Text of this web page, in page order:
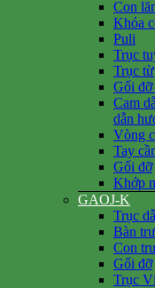
Con
Khóa
Puli
Trục
Trục từ
Gối đỡ
Cam
dẫn
Vòng
Tay
Gối đỡ
Khớp
GAOJ-K
Trục
Bàn
Con
Gối đỡ
Trục